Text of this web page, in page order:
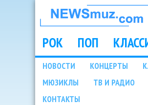
НОВОСТИ
МУЗЫКИ И
ШОУ БИЗНЕСА
NEWSMUZ.COM
Main menu
РОК ПОП
Подразделы
НОВОСТИ КОНЦЕРТЫ
МЮЗИКЛЫ
ТВ И РАДИО
КОНТАКТЫ